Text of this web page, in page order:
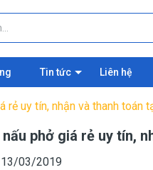
Tin tức Liên hệ
rẻ uy tín, nhận và thanh toán
phở giá rẻ uy tín,
13/03/2019